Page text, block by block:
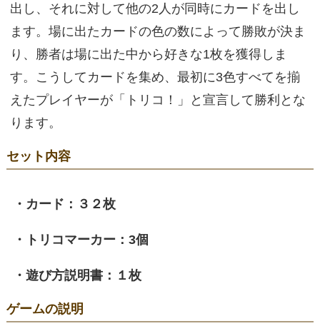
出し、それに対して他の2人が同時にカードを出し
ます。場に出たカードの色の数によって勝敗が決ま
り、勝者は場に出た中から好きな1枚を獲得しま
す。こうしてカードを集め、最初に3色すべてを揃
えたプレイヤーが「トリコ！」と宣言して勝利とな
ります。
セット内容
・カード：３２枚
・トリコマーカー：3個
・遊び方説明書：１枚
ゲームの説明